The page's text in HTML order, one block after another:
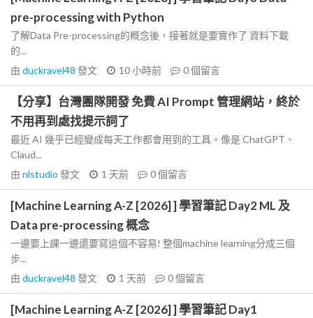
pre-processing with Python
了解Data Pre-processing的概念後，接著就是要實作了 資料下載
的...
由 duckravel48 發文 10 小時前 0個留言
【分享】台灣團隊開發 免費 AI Prompt 管理網站，終於
不用再到處找提示詞了
最近 AI 幾乎已經變成每天工作都會用到的工具。像是 ChatGPT、
Claud...
由 nlstudio 發文 1 天前 0個留言
[Machine Learning A-Z [2026] ] 學習筆記 Day2 ML 及
Data pre-processing 概念
一邊要上課一邊還要寫這個不容易! 整個machine learning分成三個
步...
由 duckravel48 發文 1 天前 0個留言
[Machine Learning A-Z [2026] ] 學習筆記 Day1